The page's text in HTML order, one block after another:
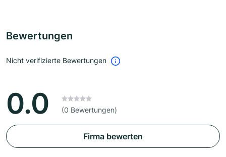
Bewertungen
Nicht verifizierte Bewertungen
0.0 (0 Bewertungen)
Firma bewerten